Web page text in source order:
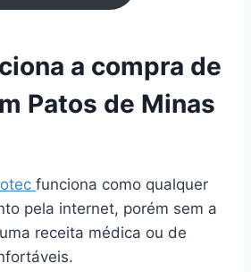
a compra de
Patos de Minas
funciona como qualquer
pela internet, porém sem a
receita médica ou de